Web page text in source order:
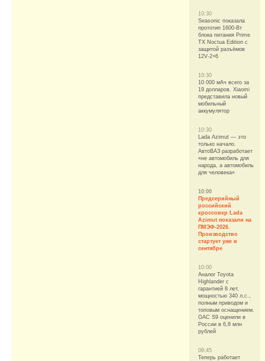
10:30
Seasonic показала
прототип 1600-Вт
блока питания Prime
TX Noctua Edition с
защитой разъёмов
12V-2×6
10:30
10 000 мАч всего за
19 долларов. Xiaomi
представила новый
мобильный
аккумулятор
10:30
Lada Azimut — это
только начало.
АвтоВАЗ разработает
«не автомобиль для
народа, а автомобиль
для человека»
10:00
Предсерийный
российский
кроссовер Lada
Azimut показали на
ПМЭФ-2026.
Производство
стартует уже в
сентябре
10:00
Аналог Toyota
Highlander с
гарантией 8 лет,
мощностью 340 л.с.,
полным приводом и
топовым оснащением.
GAC S9 оценили в
России в 6,8 млн
рублей
09:45
Теперь работает